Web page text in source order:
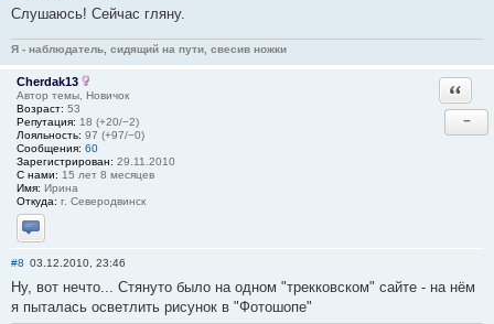
Слушаюсь! Сейчас гляну.
Я - наблюдатель, сидящий на пути, свесив ножки
Cherdak13
Автор темы, Новичок
Возраст: 53
Репутация: 18 (+20/−2)
Лояльность: 97 (+97/−0)
Сообщения: 60
Зарегистрирован: 29.11.2010
С нами: 15 лет 8 месяцев
Имя: Ирина
Откуда: г. Северодвинск
Отправить личное сообщение
−
#8 03.12.2010, 23:46
Ну, вот нечто... Стянуто было на одном "трекковском" сайте - на нём
я пыталась осветлить рисунок в "Фотошопе"